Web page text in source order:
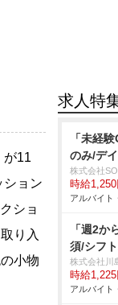
11
ション
ショ
り入
小物
求人特
「未経
のみ/デ
株式会社
時給
アルバイト
「週2か
須/シフ
株式会社川
時給
アルバイト